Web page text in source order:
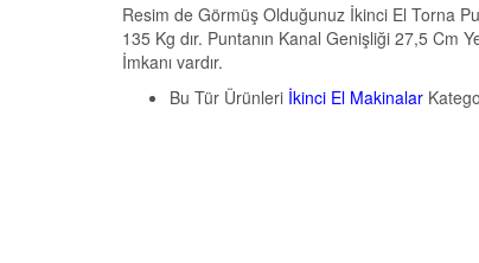
Resim de Görmüş Olduğunuz İkinci El Torna
135 Kg dır. Puntanın Kanal Genişliği 27,5 Cm
İmkanı vardır.
Bu Tür Ürünleri İkinci El Makinalar